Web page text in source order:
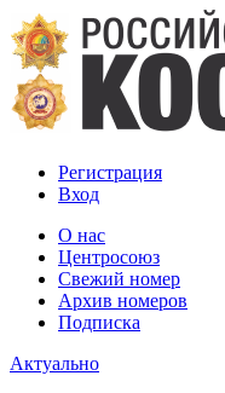
Регистрация
Вход
О нас
Центросоюз
Свежий номер
Архив номеров
Подписка
Актуально